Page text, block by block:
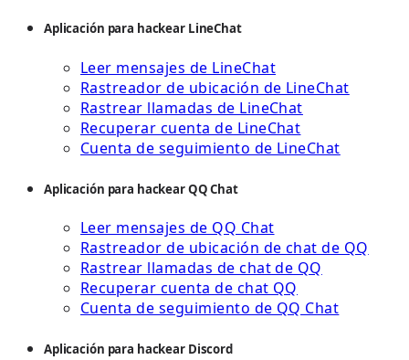
Aplicación para hackear LineChat
Leer mensajes de LineChat
Rastreador de ubicación de LineChat
Rastrear llamadas de LineChat
Recuperar cuenta de LineChat
Cuenta de seguimiento de LineChat
Aplicación para hackear QQ Chat
Leer mensajes de QQ Chat
Rastreador de ubicación de chat de QQ
Rastrear llamadas de chat de QQ
Recuperar cuenta de chat QQ
Cuenta de seguimiento de QQ Chat
Aplicación para hackear Discord